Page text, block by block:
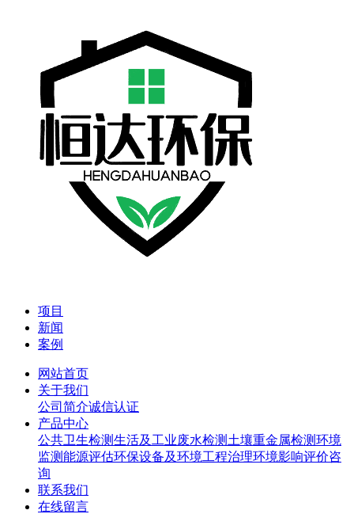
项目
新闻
案例
网站首页
关于我们
公司简介诚信认证
产品中心
公共卫生检测生活及工业废水检测 土壤重金属检测环境
监测能源评估环保设备及环境工程治理环境影响评价咨
询
联系我们
在线留言